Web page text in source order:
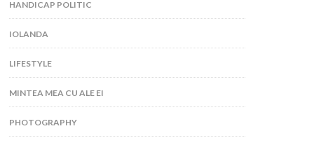
HANDICAP POLITIC
IOLANDA
LIFESTYLE
MINTEA MEA CU ALE EI
PHOTOGRAPHY